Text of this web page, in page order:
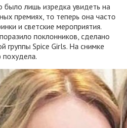
лишь изредка увидеть на
премиях, то теперь она часто
и светские мероприятия.
поклонников, сделано
группы Spice Girls. На снимке